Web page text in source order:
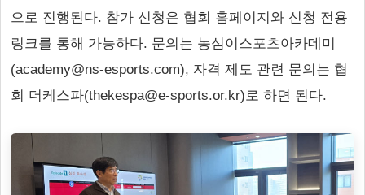
으로 진행된다. 참가 신청은 협회 홈페이지와 신청 전용
링크를 통해 가능하다. 문의는 농심이스포츠아카데미
(academy@ns-esports.com), 자격 제도 관련 문의는 협
회 더케스파(thekespa@e-sports.or.kr)로 하면 된다.